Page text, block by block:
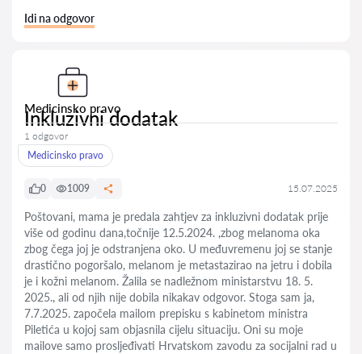
Idi na odgovor
Medicinsko pravo
Inkluzivni dodatak
1 odgovor
Medicinsko pravo
0 1009 15.07.2025
Poštovani, mama je predala zahtjev za inkluzivni dodatak prije
više od godinu dana,točnije 12.5.2024. ,zbog melanoma oka
zbog čega joj je odstranjena oko. U međuvremenu joj se stanje
drastično pogoršalo, melanom je metastazirao na jetru i dobila
je i kožni melanom. Žalila se nadležnom ministarstvu 18. 5.
2025., ali od njih nije dobila nikakav odgovor. Stoga sam ja,
7.7.2025. započela mailom prepisku s kabinetom ministra
Piletića u kojoj sam objasnila cijelu situaciju. Oni su moje
mailove samo prosljeđivati Hrvatskom zavodu za socijalni rad u